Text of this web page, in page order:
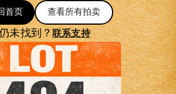
首页 查看所有拍卖
未找到？联系支持